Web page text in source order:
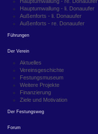
Hauptumwallung - li. Donauufer
Außenforts - li. Donauufer
Außenforts - re. Donauufer
Führungen
Der Verein
Aktuelles
Vereinsgeschichte
Festungsmuseum
Weitere Projekte
Finanzierung
Ziele und Motivation
Der Festungsweg
Forum